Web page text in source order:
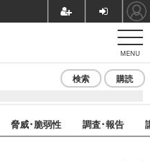
MENU
検索 購読
脅威･脆弱性 調査･報告